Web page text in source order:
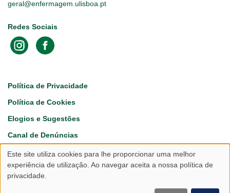
geral@enfermagem.ulisboa.pt
Redes Sociais
Footer
Política de Privacidade
Política de Cookies
Elogios e Sugestões
Canal de Denúncias
Utilização
de
Este site utiliza cookies para lhe proporcionar uma melhor
experiência de utilização. Ao navegar aceita a nossa política de
privacidade.